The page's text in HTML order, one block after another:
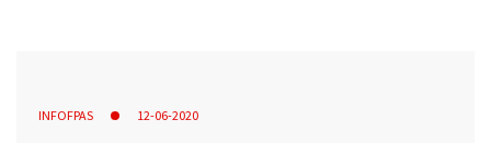
INFOFPAS 12-06-2020